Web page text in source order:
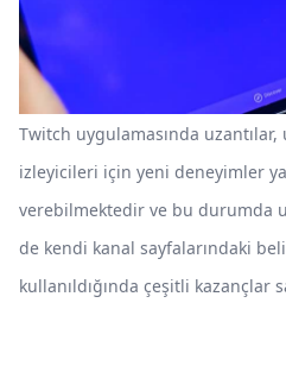
Twitch uygulamasında
izleyicileri için yeni deneyimler
verebilmektedir ve bu durumda
de kendi kanal sayfalarındaki
kullanıldığında çeşitli kazançlar